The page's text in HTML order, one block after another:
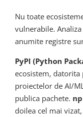
Nu toate
vulnerabile.
anumite registre
PyPI (Python
ecosistem,
proiectelor de AI/
publica pachete.
doilea cel mai